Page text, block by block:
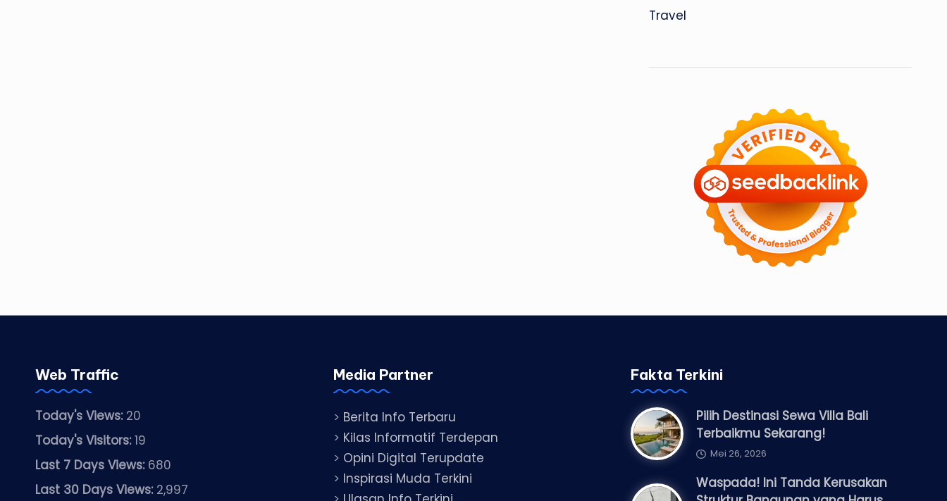
Travel
Web Traffic
Today's Views: 20
Today's Visitors:19
Last 7 Days Views: 680
Last 30 Days Views: 2,997
Media Partner
> Berita Info Terbaru
> Kilas Informatif Terdepan
> Opini Digital Terupdate
> Inspirasi Muda Terkini
Fakta Terkini
Pilih Destinasi Sewa Villa Bali
Terbaikmu Sekarang!
Mei 26, 2026
Waspada! Ini Tanda Kerusakan